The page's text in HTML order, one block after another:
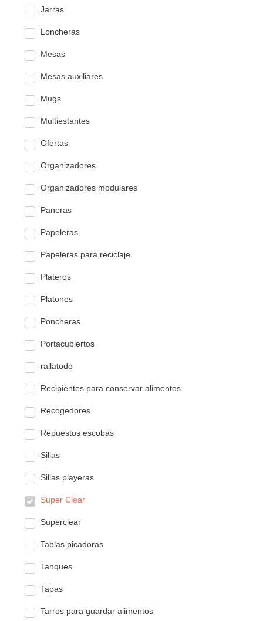
Jarras
Loncheras
Mesas
Mesas auxiliares
Mugs
Multiestantes
Ofertas
Organizadores
Organizadores modulares
Paneras
Papeleras
Papeleras para reciclaje
Plateros
Platones
Poncheras
Portacubiertos
rallatodo
Recipientes para conservar alimentos
Recogedores
Repuestos escobas
Sillas
Sillas playeras
Super Clear
Superclear
Tablas picadoras
Tanques
Tapas
Tarros para guardar alimentos